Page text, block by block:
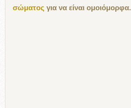
σώματος για να είναι ομοιόμορφα.